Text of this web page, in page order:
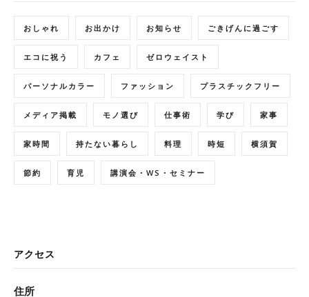
おしゃれ お出かけ お知らせ ごきげんに過ごす
エコに祝う カフェ ゼロウェイスト
パーソナルカラー ファッション プラスチックフリー
メディア掲載 モノ選び 仕事術 学び 家事
家時間 持たない暮らし 料理 時短 横須賀
節約 育児 講演会・WS・セミナー
アクセス
住所